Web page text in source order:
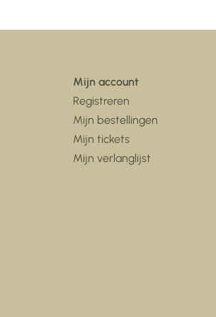
Mijn account
Registreren
Mijn bestellingen
Mijn tickets
Mijn verlanglijst